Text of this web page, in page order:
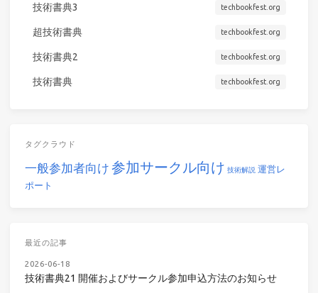
技術書典3 techbookfest.org
超技術書典 techbookfest.org
技術書典2 techbookfest.org
技術書典 techbookfest.org
タグクラウド
一般参加者向け 参加サークル向け 技術解説 運営レ
ポート
最近の記事
2026-06-18
技術書典21 開催およびサークル参加申込方法のお知らせ